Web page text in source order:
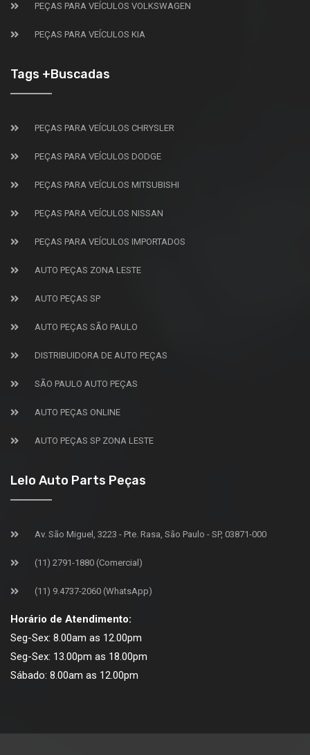
PEÇAS PARA VEÍCULOS VOLKSWAGEN
PEÇAS PARA VEÍCULOS KIA
Tags +Buscadas
PEÇAS PARA VEÍCULOS CHRYSLER
PEÇAS PARA VEÍCULOS DODGE
PEÇAS PARA VEÍCULOS MITSUBISHI
PEÇAS PARA VEÍCULOS NISSAN
PEÇAS PARA VEÍCULOS IMPORTADOS
AUTO PEÇAS ZONA LESTE
AUTO PEÇAS SP
AUTO PEÇAS SÃO PAULO
DISTRIBUIDORA DE AUTO PEÇAS
SÃO PAULO AUTO PEÇAS
AUTO PEÇAS ONLINE
AUTO PEÇAS SP ZONA LESTE
Lelo Auto Parts Peças
Av. São Miguel, 3223 - Pte. Rasa, São Paulo - SP, 03871-000
(11) 2791-1880 (Comercial)
(11) 9.4737-2060 (WhatsApp)
Horário de Atendimento:
Seg-Sex: 8.00am as 12.00pm
Seg-Sex: 13.00pm as 18.00pm
Sábado: 8.00am as 12.00pm